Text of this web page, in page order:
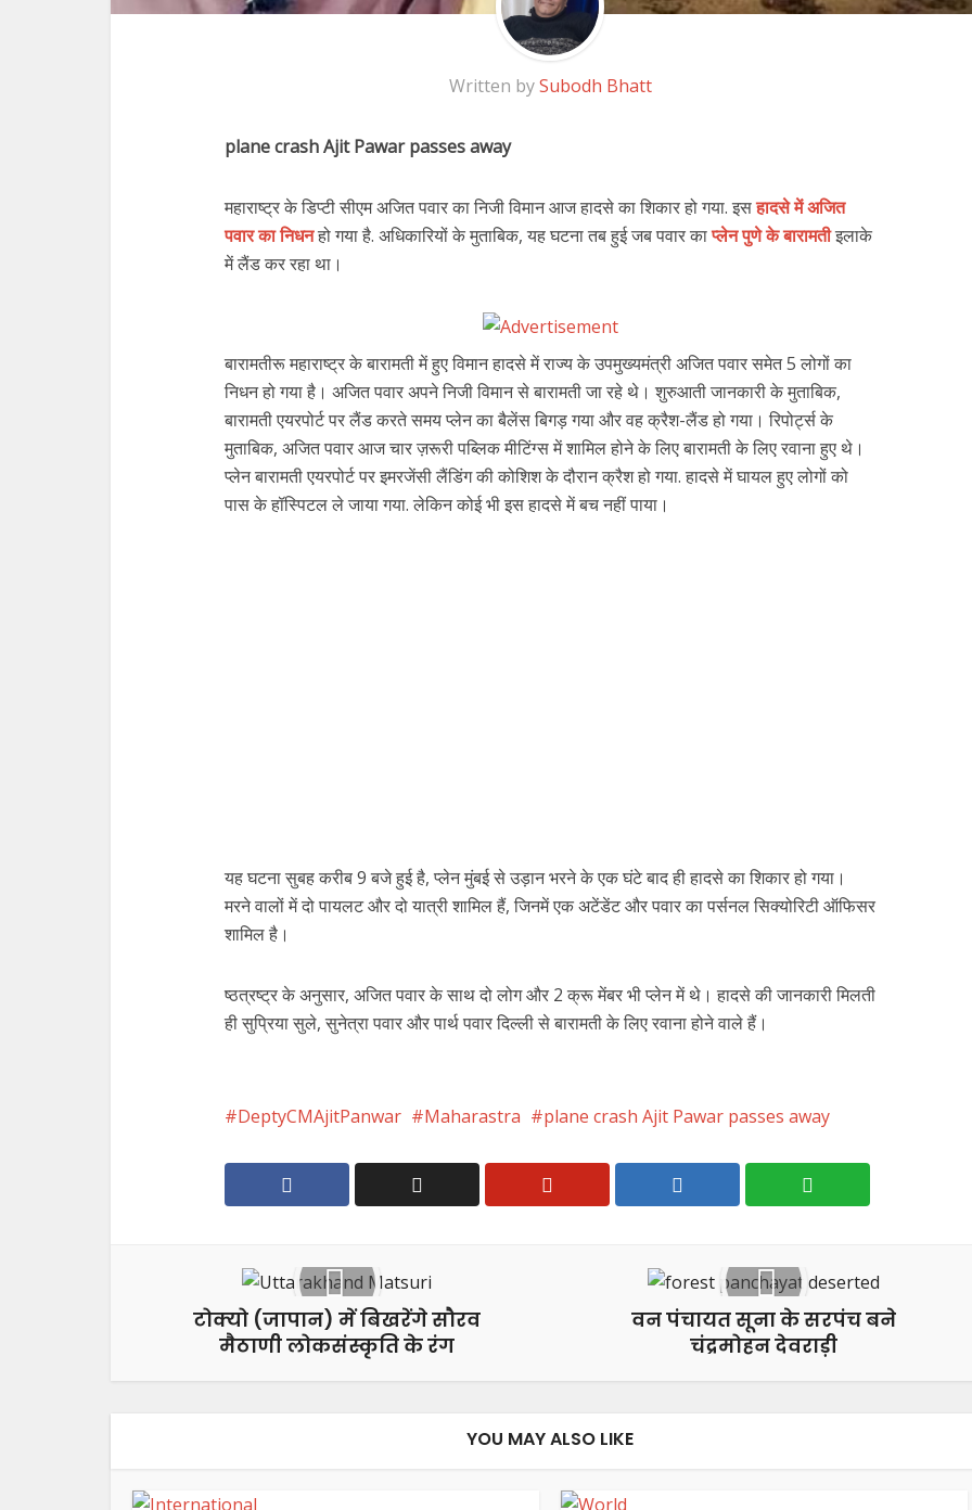
Written bySubodh Bhatt
plane crash Ajit Pawar passes away
महाराष्ट्र के डिप्टी सीएम अजित पवार का निजी विमान आज हादसे का शिकार हो गया. इसहादसे में अजित
पवार का निधनहो गया है. अधिकारियों के मुताबिक, यह घटना तब हुई जब पवार काप्लेन पुणे के बारामतीइलाके
में लैंड कर रहा था।
बारामतीरू महाराष्ट्र के बारामती में हुए विमान हादसे में राज्य के उपमुख्यमंत्री अजित पवार समेत 5 लोगों का
निधन हो गया है। अजित पवार अपने निजी विमान से बारामती जा रहे थे। शुरुआती जानकारी के मुताबिक,
बारामती एयरपोर्ट पर लैंड करते समय प्लेन का बैलेंस बिगड़ गया और वह क्रैश-लैंड हो गया। रिपोर्ट्स के
मुताबिक, अजित पवार आज चार ज़रूरी पब्लिक मीटिंग्स में शामिल होने के लिए बारामती के लिए रवाना हुए थे।
प्लेन बारामती एयरपोर्ट पर इमरजेंसी लैंडिंग की कोशिश के दौरान क्रैश हो गया. हादसे में घायल हुए लोगों को
पास के हॉस्पिटल ले जाया गया. लेकिन कोई भी इस हादसे में बच नहीं पाया।
यह घटना सुबह करीब 9 बजे हुई है, प्लेन मुंबई से उड़ान भरने के एक घंटे बाद ही हादसे का शिकार हो गया।
मरने वालों में दो पायलट और दो यात्री शामिल हैं, जिनमें एक अटेंडेंट और पवार का पर्सनल सिक्योरिटी ऑफिसर
शामिल है।
ष्ठत्रष्ट्र के अनुसार, अजित पवार के साथ दो लोग और 2 क्रू मेंबर भी प्लेन में थे। हादसे की जानकारी मिलती
ही सुप्रिया सुले, सुनेत्रा पवार और पार्थ पवार दिल्ली से बारामती के लिए रवाना होने वाले हैं।
DeptyCMAjitPanwar Maharastra plane crash Ajit Pawar passes away
टोक्यो (जापान) में बिखरेंगे सौरव
मैठाणी लोकसंस्कृति के रंग
वन पंचायत सूना के सरपंच बने
चंद्रमोहन देवराड़ी
YOU MAY ALSO LIKE